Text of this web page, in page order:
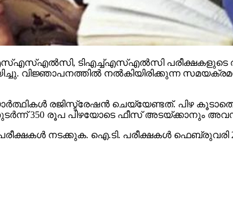
എസ്എസ്എല്‍സി, ടിഎച്ച്എസ്എല്‍സി പരീക്ഷകളുടെ
വിജ്ഞാപനത്തില്‍ നല്‍കിയിരിക്കുന്ന
രജിസ്ട്രേഷന്‍ ചെയ്യേണ്ടത്. പിഴ
350 രൂപ പിഴയോടെ ഫീസ് അടയ്ക്കാനും
പരീക്ഷകള്‍ നടക്കുക. ഐ.ടി. പരീക്ഷകള്‍